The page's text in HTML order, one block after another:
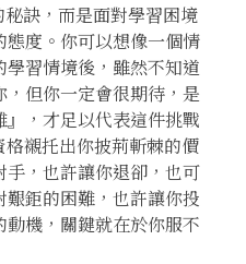
訣，而是面對學習困境
度。你可以想像一個情
習情境後，雖然不知道
但你一定會很期待，是
，才足以代表這件挑戰
襯托出你披荊斬棘的價
，也許讓你退卻，也可
鉅的困難，也許讓你投
機，關鍵就在於你服不